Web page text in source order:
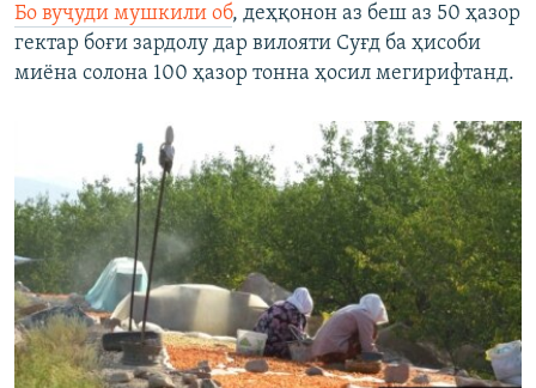
Бо вуҷуди мушкили об, деҳқонон аз беш аз 50 ҳазор
гектар боғи зардолу дар вилояти Суғд ба ҳисоби
миёна солона 100 ҳазор тонна ҳосил мегирифтанд.